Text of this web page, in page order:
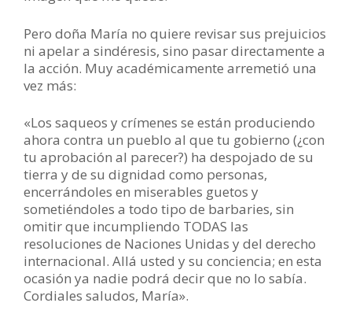
Pero doña María no quiere revisar sus prejuicios
ni apelar a sindéresis, sino pasar directamente a
la acción. Muy académicamente arremetió una
vez más:
«Los saqueos y crímenes se están produciendo
ahora contra un pueblo al que tu gobierno (¿con
tu aprobación al parecer?) ha despojado de su
tierra y de su dignidad como personas,
encerrándoles en miserables guetos y
sometiéndoles a todo tipo de barbaries, sin
omitir que incumpliendo TODAS las
resoluciones de Naciones Unidas y del derecho
internacional. Allá usted y su conciencia; en esta
ocasión ya nadie podrá decir que no lo sabía.
Cordiales saludos, María».